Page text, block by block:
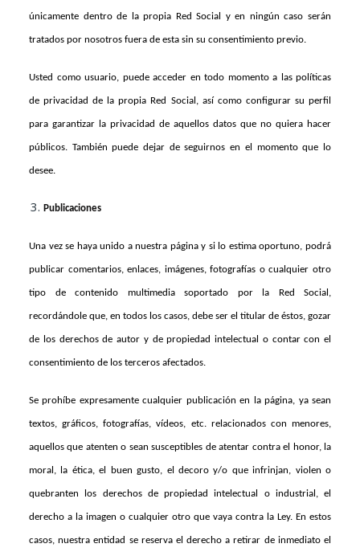
únicamente dentro de la propia Red Social y en ningún caso serán
tratados por nosotros fuera de esta sin su consentimiento previo.
Usted como usuario, puede acceder en todo momento a las políticas
de privacidad de la propia Red Social, así como configurar su perfil
para garantizar la privacidad de aquellos datos que no quiera hacer
públicos. También puede dejar de seguirnos en el momento que lo
desee.
Publicaciones
Una vez se haya unido a nuestra página y si lo estima oportuno, podrá
publicar comentarios, enlaces, imágenes, fotografías o cualquier otro
tipo de contenido multimedia soportado por la Red Social,
recordándole que, en todos los casos, debe ser el titular de éstos, gozar
de los derechos de autor y de propiedad intelectual o contar con el
consentimiento de los terceros afectados.
Se prohíbe expresamente cualquier publicación en la página, ya sean
textos, gráficos, fotografías, vídeos, etc. relacionados con menores,
aquellos que atenten o sean susceptibles de atentar contra el honor, la
moral, la ética, el buen gusto, el decoro y/o que infrinjan, violen o
quebranten los derechos de propiedad intelectual o industrial, el
derecho a la imagen o cualquier otro que vaya contra la Ley. En estos
casos, nuestra entidad se reserva el derecho a retirar de inmediato el